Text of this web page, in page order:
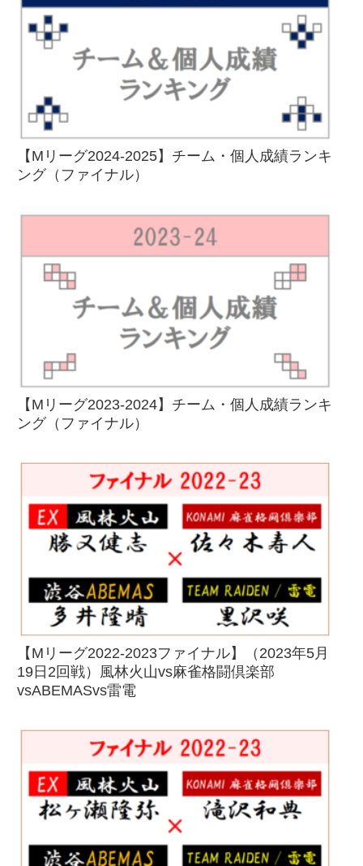
【Mリーグ2024-2025】チーム・個人成績ランキ
ング（ファイナル）
【Mリーグ2023-2024】チーム・個人成績ランキ
ング（ファイナル）
【Mリーグ2022-2023ファイナル】（2023年5月
19日2回戦）風林火山vs麻雀格闘倶楽部
vsABEMASvs雷電